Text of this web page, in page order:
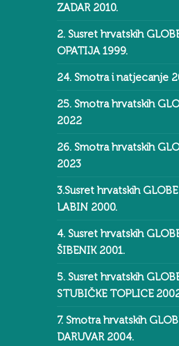
ZADAR 2010.
2. Susret hrvatskih
OPATIJA 1999.
24. Smotra i natjecanje
25. Smotra hrvatskih
2022
26. Smotra hrvatskih
2023
3.Susret hrvatskih
LABIN 2000.
4. Susret hrvatskih
ŠIBENIK 2001.
5. Susret hrvatskih
STUBIČKE TOPLICE
7. Smotra hrvatskih
DARUVAR 2004.